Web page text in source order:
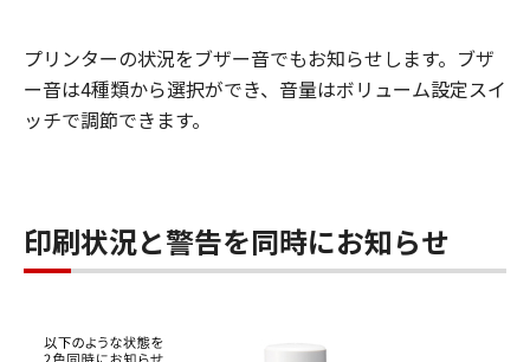
プリンターの状況をブザー音でもお知らせします。ブザ
ー音は4種類から選択ができ、音量はボリューム設定スイ
ッチで調節できます。
印刷状況と警告を同時にお知らせ